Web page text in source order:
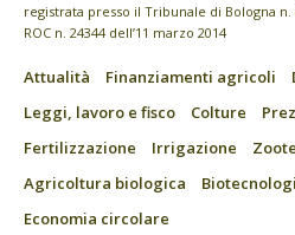
registrata presso il Tribunale di Bologna n.
ROC n. 24344 dell’11 marzo 2014
Attualità Finanziamenti agricoli
Leggi, lavoro e fisco
Colture
Fertilizzazione
Irrigazione
Agricoltura biologica
Economia circolare